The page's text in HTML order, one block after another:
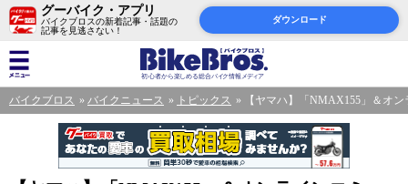
グーバイク・アプリ
バイクブロスの新着記事・話題の
記事を見逃さない！
ダウンロード
バイクブロス バイクニュース トピックス 【ヤマハ】「NMAX155」＆オ